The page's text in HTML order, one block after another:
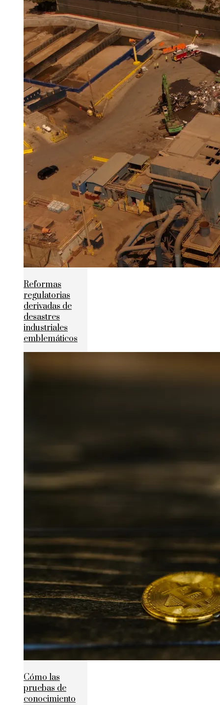
Reformas
regulatorias
derivadas de
desastres
industriales
emblemáticos
Cómo las
pruebas de
conocimiento